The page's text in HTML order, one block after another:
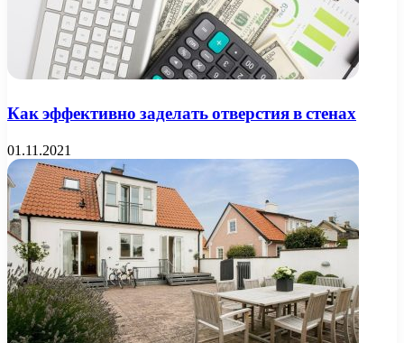
Как эффективно заделать отверстия в стенах
01.11.2021